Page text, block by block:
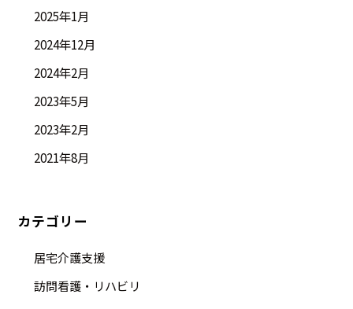
2025年1月
2024年12月
2024年2月
2023年5月
2023年2月
2021年8月
カテゴリー
居宅介護支援
訪問看護・リハビリ